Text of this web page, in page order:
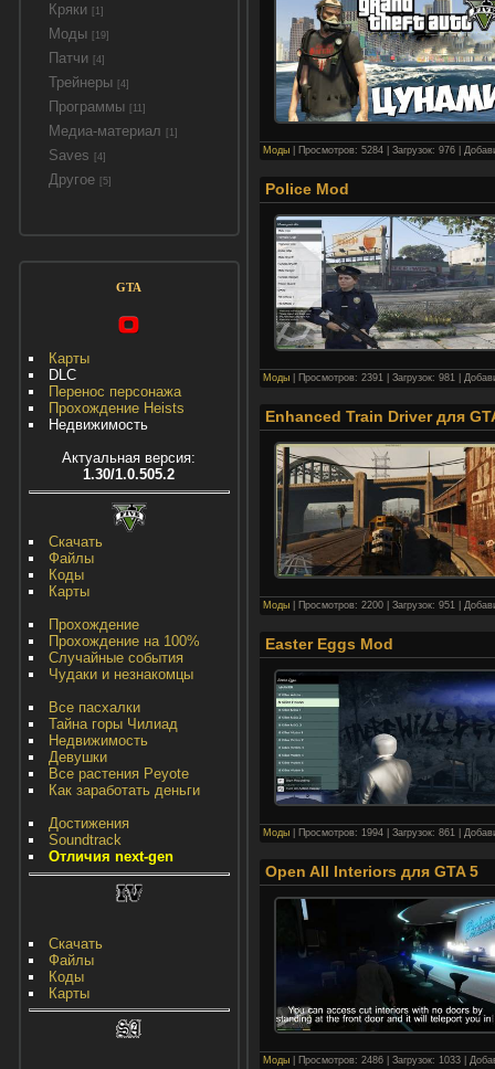
Кряки [1]
Моды [19]
Патчи [4]
Трейнеры [4]
Программы [11]
Медиа-материал [1]
Saves [4]
Другое [5]
GTA
Карты
DLC
Перенос персонажа
Прохождение Heists
Недвижимость
Актуальная версия:
1.30/1.0.505.2
Скачать
Файлы
Коды
Карты
Прохождение
Прохождение на 100%
Случайные события
Чудаки и незнакомцы
Все пасхалки
Тайна горы Чилиад
Недвижимость
Девушки
Все растения Peyote
Как заработать деньги
Достижения
Soundtrack
Отличия next-gen
Скачать
Файлы
Коды
Карты
Моды| Просмотров: 5284 | Загрузок: 976 |
Police Mod
Моды| Просмотров: 2391 | Загрузок: 981 |
Enhanced Train Driver для
Моды| Просмотров: 2200 | Загрузок: 951 |
Easter Eggs Mod
Моды| Просмотров: 1994 | Загрузок: 861 |
Open All Interiors для GTA 5
Моды| Просмотров: 2486 | Загрузок: 1033 |